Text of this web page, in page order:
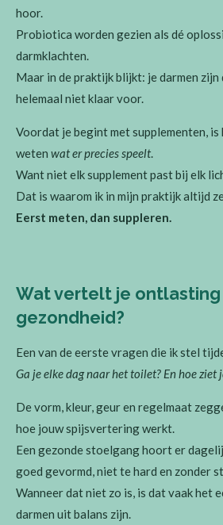
hoor.
Probiotica worden gezien als dé
darmklachten.
Maar in de praktijk blijkt: je darmen zijn
helemaal niet klaar voor.
Voordat je begint met supplementen,
weten wat er precies speelt
Want niet elk supplement past bij elk
Dat is waarom ik in mijn praktijk altijd
Eerst meten, dan suppleren.
Wat vertelt je ontlasting
gezondheid?
Een van de eerste vragen die ik stel
Ga je elke dag naar het toilet? En hoe
De vorm, kleur, geur en regelmaat
hoe jouw spijsvertering werkt.
Een gezonde stoelgang hoort er
goed gevormd, niet te hard en zonder
Wanneer dat niet zo is, is dat vaak het
darmen uit balans zijn.